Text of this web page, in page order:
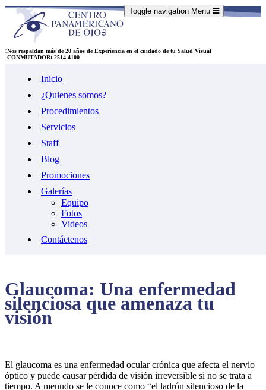
Toggle navigationMenu
Nos respaldan más de 20 años de Experiencia en el cuidado de tu Salud Visual
CONMUTADOR: 2514-4100
Inicio
¿Quienes somos?
Procedimientos
Servicios
Staff
Blog
Promociones
Galerías
Equipo
Fotos
Videos
Contáctenos
Glaucoma: Una enfermedad
silenciosa que amenaza tu
visión
El glaucoma es una enfermedad ocular crónica que afecta el nervio
óptico y puede causar pérdida de visión irreversible si no se trata a
tiempo. A menudo se le conoce como “el ladrón silencioso de la